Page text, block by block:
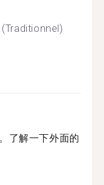
了解一下外面的